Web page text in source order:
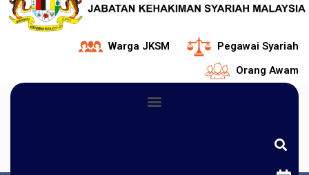
Warga JKSM
Pegawai Syariah
Orang Awam